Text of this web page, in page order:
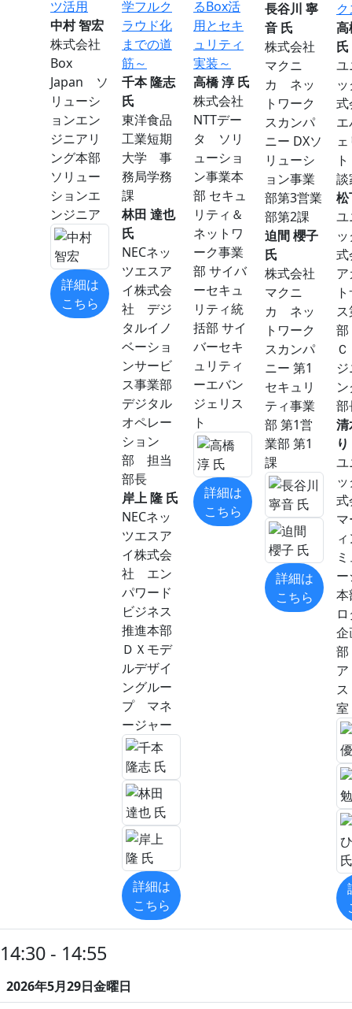
ツ活用
中村 智宏
株式会社
Box
Japan ソ
リューシ
ョンエン
ジニアリ
ング本部
ソリュー
ションエ
ンジニア
詳細は
こちら
学フルク
ラウド化
までの道
筋～
千本 隆志
氏
東洋食品
工業短期
大学 事
務局学務
課
林田 達也
氏
NECネッ
ツエスア
イ株式会
社 デジ
タルイノ
ベーショ
ンサービ
ス事業部
デジタル
オペレー
ション
部 担当
部長
岸上 隆 氏
NECネッ
ツエスア
イ株式会
社 エン
パワード
ビジネス
推進本部
ＤＸモデ
ルデザイ
ングルー
プ マネ
ージャー
詳細は
こちら
るBox活
用とセキ
ュリティ
実装～
高橋 淳 氏
株式会社
NTTデー
タ ソリ
ューショ
ン事業本
部 セキュ
リティ＆
ネットワ
ーク事業
部 サイバ
ーセキュ
リティ統
括部 サイ
バーセキ
ュリティ
ーエバン
ジェリス
ト
詳細は
こちら
長谷川 寧
音 氏
株式会社
マクニ
カ ネッ
トワーク
スカンパ
ニー DXソ
リューシ
ョン事業
部第3営業
部第2課
迫間 櫻子
氏
株式会社
マクニ
カ ネッ
トワーク
スカンパ
ニー 第1
セキュリ
ティ事業
部 第1営
業部 第1
課
詳細は
こちら
高
氏
ユ
談
松
ユ
部
部
清
ユ
企
室
14:30 - 14:55
2026年5月29日金曜日